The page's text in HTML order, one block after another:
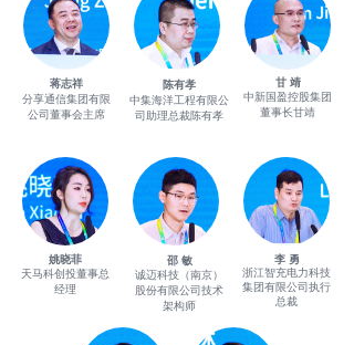
蒋志祥
分享通信集团有限
公司董事会主席
陈有孝
中集海洋工程有限公
司助理总裁陈有孝
甘 靖
中新国盈控股集团
董事长甘靖
姚晓菲
天马科创投董事总
经理
邵 敏
诚迈科技（南京）
股份有限公司技术
架构师
李 勇
浙江智充电力科技
集团有限公司执行
总裁